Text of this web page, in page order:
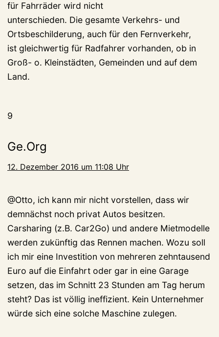
für Fahrräder wird nicht
unterschieden. Die gesamte Verkehrs- und
Ortsbeschilderung, auch für den Fernverkehr,
ist gleichwertig für Radfahrer vorhanden, ob in
Groß- o. Kleinstädten, Gemeinden und auf dem
Land.
9
Ge.Org
12. Dezember 2016 um 11:08 Uhr
@Otto, ich kann mir nicht vorstellen, dass wir
demnächst noch privat Autos besitzen.
Carsharing (z.B. Car2Go) und andere Mietmodelle
werden zukünftig das Rennen machen. Wozu soll
ich mir eine Investition von mehreren zehntausend
Euro auf die Einfahrt oder gar in eine Garage
setzen, das im Schnitt 23 Stunden am Tag herum
steht? Das ist völlig ineffizient. Kein Unternehmer
würde sich eine solche Maschine zulegen.